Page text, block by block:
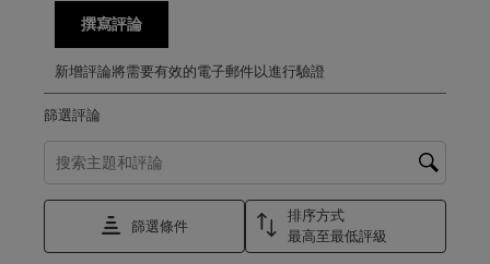
撰寫評論
新增評論將需要有效的電子郵件以進行驗證
篩選評論
搜尋主題和評論搜尋區域
篩選條件
排序方式
最高至最低評級